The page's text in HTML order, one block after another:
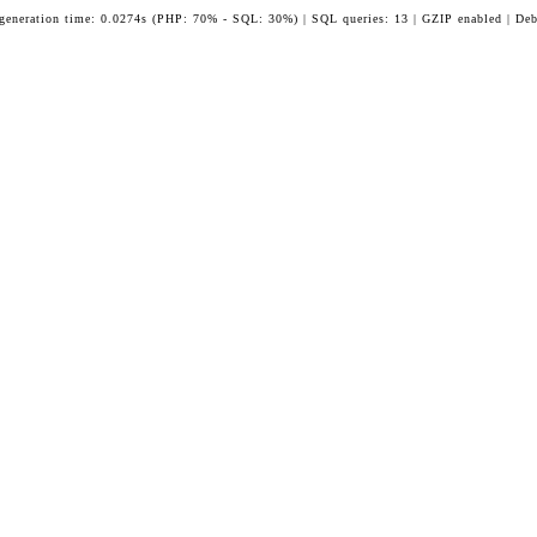
time: 0.0274s (PHP: 70% - SQL: 30%) | SQL queries: 13 | GZIP enabled |